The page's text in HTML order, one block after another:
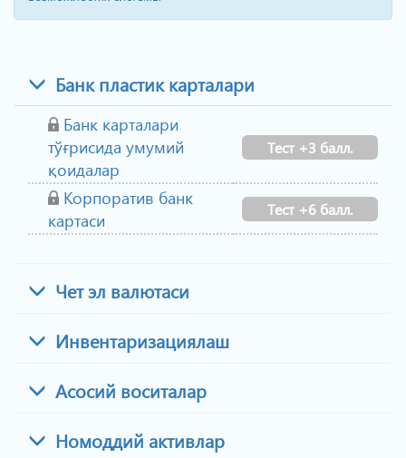
Банк пластик карталари
Банк карталари
тўғрисида умумий
қоидалар
Тест +3 балл.
Корпоратив банк
картаси
Тест +6 балл.
Чет эл валютаси
Инвентаризациялаш
Асосий воситалар
Номоддий активлар